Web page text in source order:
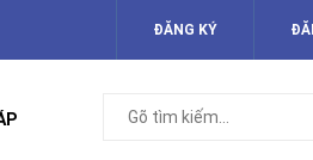
ĐĂNG KÝ